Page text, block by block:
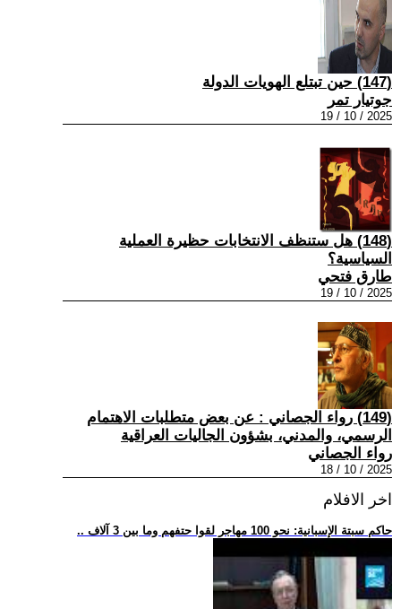
(147) حين تبتلع الهويات الدولة
جوتيار تمر
2025 / 10 / 19
(148) هل ستنظف الانتخابات حظيرة العملية
السياسية؟
طارق فتحي
2025 / 10 / 19
(149) رواء الجصاني : عن بعض متطلبات الاهتمام
الرسمي، والمدني، بشؤون الجاليات العراقية
رواء الجصاني
2025 / 10 / 18
اخر الافلام
.. حاكم سبتة الإسبانية: نحو 100 مهاجر لقوا حتفهم وما بين 3 آلاف